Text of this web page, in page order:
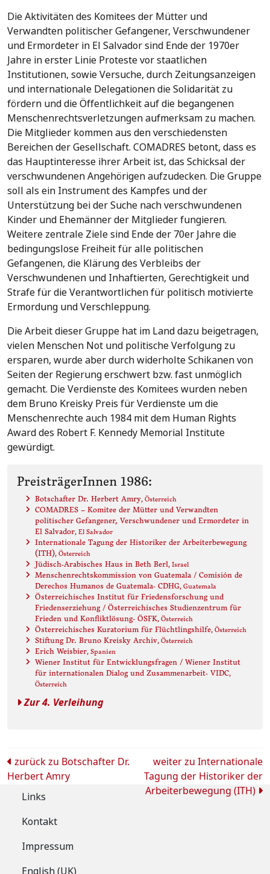
Die Aktivitäten des Komitees der Mütter und
Verwandten politischer Gefangener, Verschwundener
und Ermordeter in El Salvador sind Ende der 1970er
Jahre in erster Linie Proteste vor staatlichen
Institutionen, sowie Versuche, durch Zeitungsanzeigen
und internationale Delegationen die Solidarität zu
fördern und die Öffentlichkeit auf die begangenen
Menschenrechtsverletzungen aufmerksam zu machen.
Die Mitglieder kommen aus den verschiedensten
Bereichen der Gesellschaft. COMADRES betont, dass es
das Hauptinteresse ihrer Arbeit ist, das Schicksal der
verschwundenen Angehörigen aufzudecken. Die Gruppe
soll als ein Instrument des Kampfes und der
Unterstützung bei der Suche nach verschwundenen
Kinder und Ehemänner der Mitglieder fungieren.
Weitere zentrale Ziele sind Ende der 70er Jahre die
bedingungslose Freiheit für alle politischen
Gefangenen, die Klärung des Verbleibs der
Verschwundenen und Inhaftierten, Gerechtigkeit und
Strafe für die Verantwortlichen für politisch motivierte
Ermordung und Verschleppung.
Die Arbeit dieser Gruppe hat im Land dazu beigetragen,
vielen Menschen Not und politische Verfolgung zu
ersparen, wurde aber durch widerholte Schikanen von
Seiten der Regierung erschwert bzw. fast unmöglich
gemacht. Die Verdienste des Komitees wurden neben
dem Bruno Kreisky Preis für Verdienste um die
Menschenrechte auch 1984 mit dem Human Rights
Award des Robert F. Kennedy Memorial Institute
gewürdigt.
PreisträgerInnen 1986:
Botschafter Dr. Herbert Amry, Österreich
COMADRES – Komitee der Mütter und Verwandten
politischer Gefangener, Verschwundener und Ermordeter in
El Salvador, El Salvador
Internationale Tagung der Historiker der Arbeiterbewegung
(ITH), Österreich
Jüdisch-Arabisches Haus in Beth Berl, Israel
Menschenrechtskommission von Guatemala / Comisión de
Derechos Humanos de Guatemala- CDHG, Guatemala
Österreichisches Institut für Friedensforschung und
Friedenserziehung / Österreichisches Studienzentrum für
Frieden und Konfliktlösung- ÖSFK, Österreich
Österreichisches Kuratorium für Flüchtlingshilfe, Österreich
Stiftung Dr. Bruno Kreisky Archiv, Österreich
Erich Weisbier, Spanien
Wiener Institut für Entwicklungsfragen / Wiener Institut
für internationalen Dialog und Zusammenarbeit- VIDC,
Österreich
Zur 4. Verleihung
Beitrags-
Navigation
zurück zu Botschafter Dr.
Herbert Amry
weiter zu Internationale
Tagung der Historiker der
Arbeiterbewegung (ITH)
Links
Kontakt
Impressum
English (UK)